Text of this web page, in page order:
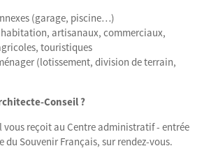
(garage, piscine…)
artisanaux, commerciaux,
touristiques
(lotissement, division de terrain,
Conseil ?
vous reçoit au Centre administratif - entrée
du Souvenir Français, sur rendez-vous.